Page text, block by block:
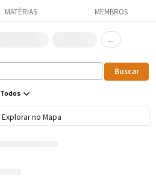
MATÉRIAS MEMBROS
...
Todos
Explorar no Mapa